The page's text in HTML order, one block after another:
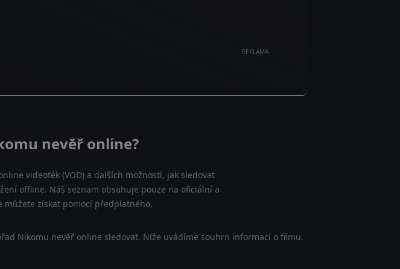
REKLAMA
nevěř online?
videoték (VOD) a dalších možností, jak sledovat
offline. Náš seznam obsahuje pouze na oficiální a
získat pomocí předplatného.
Nikomu nevěř online sledovat. Níže uvádíme souhrn informací o filmu.